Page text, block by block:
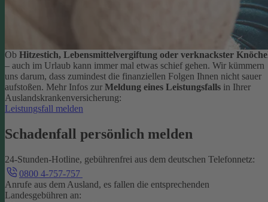
Ob Hitzestich, Lebensmittelvergiftung oder verknackster
– auch im Urlaub kann immer mal etwas schief gehen. Wir kümmern
uns darum, dass zumindest die finanziellen Folgen Ihnen nicht sauer
aufstoßen. Mehr Infos zur Meldung eines Leistungsfalls in Ihrer
Auslandskrankenversicherung:
Leistungsfall melden
Schadenfall persönlich melden
24-Stunden-Hotline, gebührenfrei aus dem deutschen Telefonnetz:
0800 4-757-757
Anrufe aus dem Ausland, es fallen die entsprechenden
Landesgebühren an: